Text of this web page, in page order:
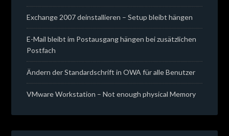
Exchange 2007 deinstallieren – Setup bleibt hängen
E-Mail bleibt im Postausgang hängen bei zusätzlichen
Postfach
Ändern der Standardschrift in OWA für alle Benutzer
VMware Workstation – Not enough physical Memory